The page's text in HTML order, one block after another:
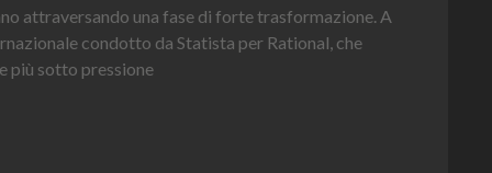
attraversando una fase di forte trasformazione. A
condotto da Statista per Rational, che
più sotto pressione